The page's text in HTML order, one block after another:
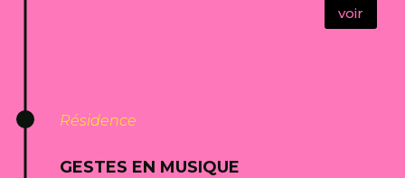
voir
Résidence
GESTES EN MUSIQUE